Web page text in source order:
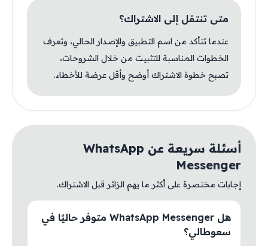
متى تنتقل إلى الاشتراك؟
عندما تتأكد من اسم التطبيق والإصدار الحالي، وتعرف
الخطوات المناسبة للتثبيت من خلال الشروحات،
تصبح خطوة الاشتراك أوضح وأقل عرضة للأخطاء.
أسئلة سريعة عن WhatsApp
Messenger
إجابات مختصرة على أكثر ما يهم الزائر قبل الاشتراك.
هل WhatsApp Messenger متوفر حاليًا في
سعوطالي؟